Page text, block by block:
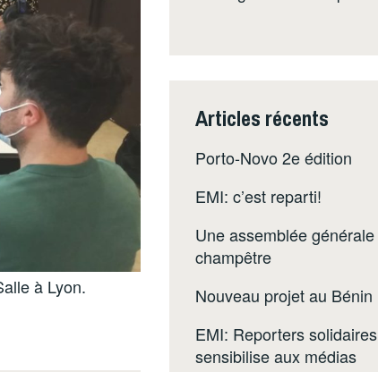
à Lyon.
Articles récents
Porto-Novo 2e édition
EMI: c’est reparti!
Une assemblée générale
champêtre
Nouveau projet au Bénin
EMI: Reporters solidaires
sensibilise aux médias